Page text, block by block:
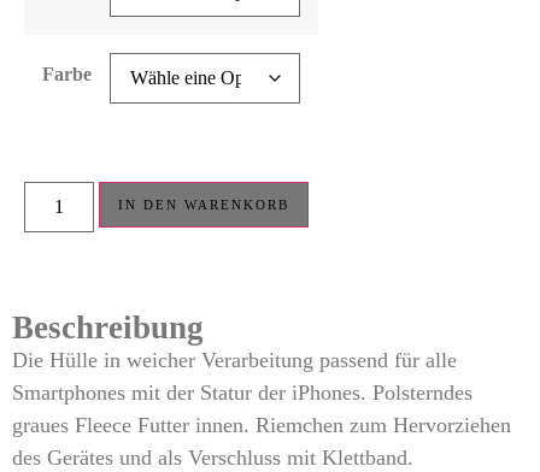
Farbe
IN DEN WARENKORB
Beschreibung
Die Hülle in weicher Verarbeitung passend für alle
Smartphones mit der Statur der iPhones. Polsterndes
graues Fleece Futter innen. Riemchen zum Hervorziehen
des Gerätes und als Verschluss mit Klettband.